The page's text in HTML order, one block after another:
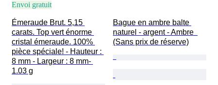
Envoi gratuit
Émeraude Brut. 5,15
carats. Top vert énorme
cristal émeraude. 100%
pièce spéciale! - Hauteur :
8 mm - Largeur : 8 mm-
1.03 g
Bague en ambre balte
naturel - argent - Ambre
(Sans prix de réserve)